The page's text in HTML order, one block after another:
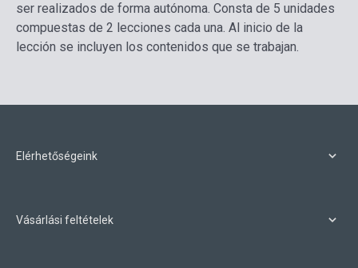
ser realizados de forma autónoma. Consta de 5 unidades
compuestas de 2 lecciones cada una. Al inicio de la
lección se incluyen los contenidos que se trabajan.
Elérhetőségeink
Vásárlási feltételek